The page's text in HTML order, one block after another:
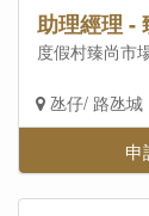
助理經理 -
度假村臻尚市
氹仔/ 路氹城
申